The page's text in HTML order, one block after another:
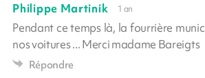
Philippe Martinik 1 an
Pendant ce temps là, la fourrière
nos voitures ... Merci madame Bareigts
Répondre